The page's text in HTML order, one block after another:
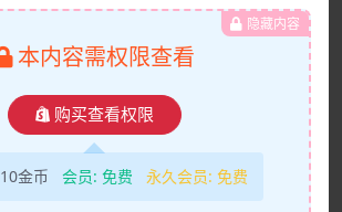
隐藏内容
本内容需权限查看
购买查看权限
10金币 会员: 免费 永久会员: 免费